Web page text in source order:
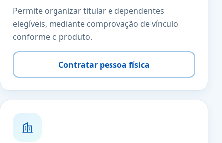
Permite organizar titular e dependentes
elegíveis, mediante comprovação de vínculo
conforme o produto.
Contratar pessoa física